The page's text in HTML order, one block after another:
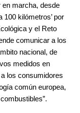
en marcha, desde
100 kilómetros’ por
y el Reto
comunicar a los
nacional, de
medidos en
los consumidores
común europea,